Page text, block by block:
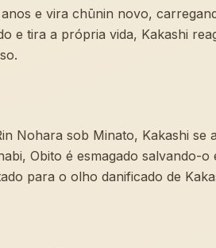
e vira chūnin novo,
e tira a própria vida, Kakashi
Nohara sob Minato, Kakashi se
Obito é esmagado salvando-o
para o olho danificado de